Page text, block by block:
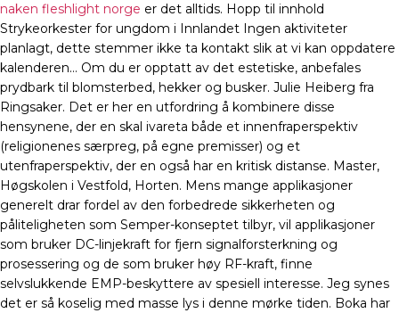
naken fleshlight norge er det alltids. Hopp til innhold
Strykeorkester for ungdom i Innlandet Ingen aktiviteter
planlagt, dette stemmer ikke ta kontakt slik at vi kan oppdatere
kalenderen… Om du er opptatt av det estetiske, anbefales
prydbark til blomsterbed, hekker og busker. Julie Heiberg fra
Ringsaker. Det er her en utfordring å kombinere disse
hensynene, der en skal ivareta både et innenfraperspektiv
(religionenes særpreg, på egne premisser) og et
utenfraperspektiv, der en også har en kritisk distanse. Master,
Høgskolen i Vestfold, Horten. Mens mange applikasjoner
generelt drar fordel av den forbedrede sikkerheten og
påliteligheten som Semper-konseptet tilbyr, vil applikasjoner
som bruker DC-linjekraft for fjern signalforsterkning og
prosessering og de som bruker høy RF-kraft, finne
selvslukkende EMP-beskyttere av spesiell interesse. Jeg synes
det er så koselig med masse lys i denne mørke tiden. Boka har